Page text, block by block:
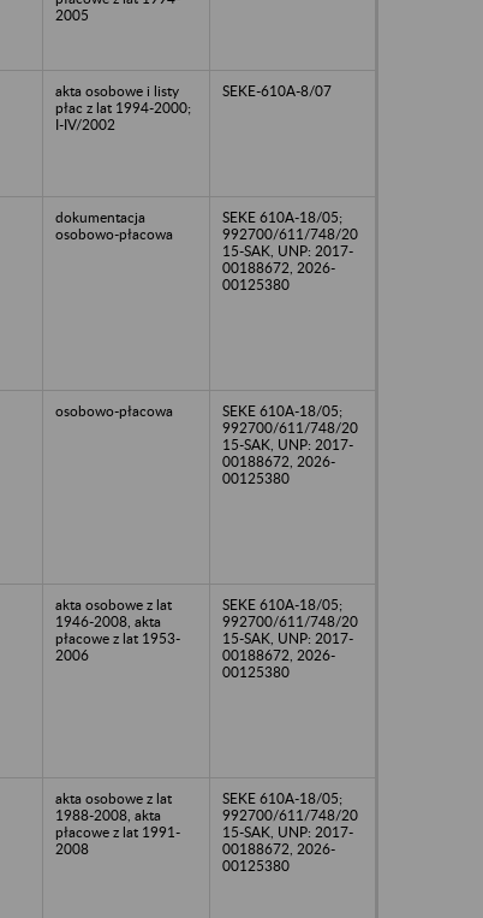
2005
akta osobowe i listy
płac z lat 1994-2000;
I-IV/2002
SEKE-610A-8/07
dokumentacja
osobowo-płacowa
SEKE 610A-18/05;
992700/611/748/20
15-SAK, UNP: 2017-
00188672, 2026-
00125380
osobowo-płacowa
SEKE 610A-18/05;
992700/611/748/20
15-SAK, UNP: 2017-
00188672, 2026-
00125380
akta osobowe z lat
1946-2008, akta
płacowe z lat 1953-
2006
SEKE 610A-18/05;
992700/611/748/20
15-SAK, UNP: 2017-
00188672, 2026-
00125380
akta osobowe z lat
1988-2008, akta
płacowe z lat 1991-
2008
SEKE 610A-18/05;
992700/611/748/20
15-SAK, UNP: 2017-
00188672, 2026-
00125380